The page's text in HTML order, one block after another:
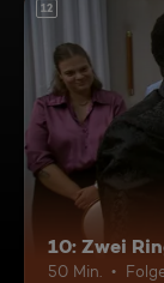
12
10: Zwei
50 Min.